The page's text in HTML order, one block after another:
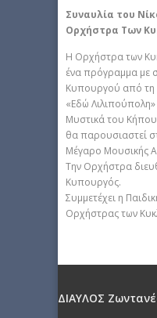
Συναυλία του
Ορχήστρα Των
H Ορχήστρα των
ένα πρόγραμμα με
Κυπουργού από τη
«Εδώ
Μυστικά του
θα παρουσιαστεί
Μέγαρο Μουσικής
Την Ορχήστρα
Κυπουργός.
Συμμετέχει η
Ορχήστρας των
ΔΙΑΥΛΟΣ